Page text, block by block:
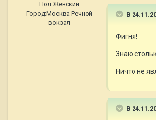
Пол:Женский
Город:Москва Речной
вокзал
В
Фигня!
Знаю
Ничто не
В